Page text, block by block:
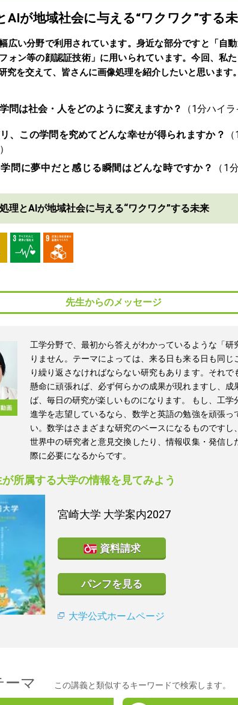
AIが地域社会に与える“ワクワク”する
広い分野で利用されています。身近な部分ですと「自動
ォン等の顔認証技術」に用いられています。今回、私
究を交えて、皆さんに画像処理を紹介したいと思います。
問は社会・人をどのように変えますか？
、この学問を究めてどんな幸せが得られますか？
問に夢中だと感じる瞬間はどんな時ですか？
理とAIが地域社会に与える“ワクワク”する未来
先生からのメッセージ
工学分野で、最初から答えがわかっているような「研
りません。テーマによっては、来る日も来る日も同じ
り繰り返さなければならない研究もあります。それで
懸命に頑張れば、必ず何らかの成果が現れますし、成
ば、毎日の研究が楽しいものになります。 もし、工学
進学を志望しているなら、数学と英語の勉強を頑張っ
い。数学はさまざまな研究のベースになるものですし
世界中の研究者と意見交換したり、情報収集・発信し
際に必要になるからです。
所属する大学の情報を見てみよう
宮崎大学 大学案内2027
資料請求
パンフを見る
大学公式ホームページ
ーマ この講義と類似するキーワードで検索します。